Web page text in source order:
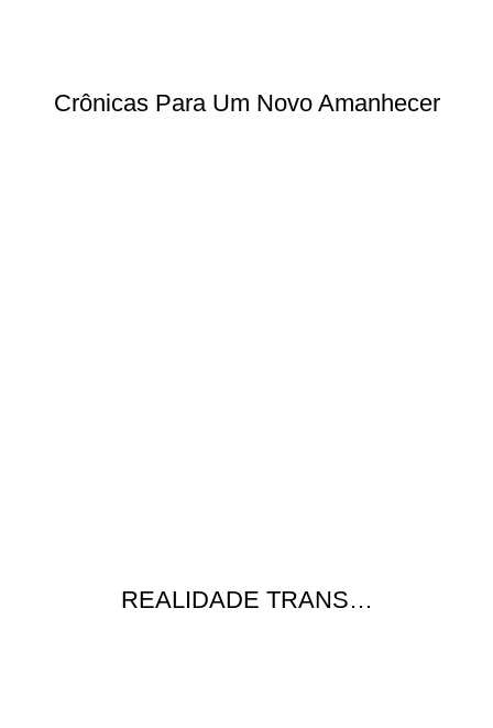
Crônicas Para Um Novo Amanhecer
REALIDADE TRANS…